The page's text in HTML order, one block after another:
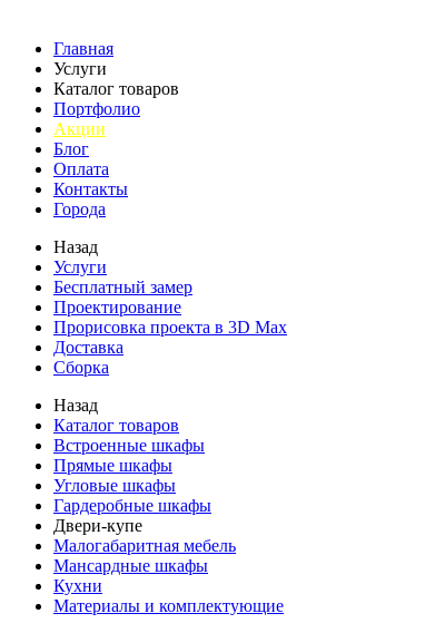
Главная
Услуги
Каталог товаров
Портфолио
Акции
Блог
Оплата
Контакты
Города
Назад
Услуги
Бесплатный замер
Проектирование
Прорисовка проекта в 3D Max
Доставка
Сборка
Назад
Каталог товаров
Встроенные шкафы
Прямые шкафы
Угловые шкафы
Гардеробные шкафы
Двери-купе
Малогабаритная мебель
Мансардные шкафы
Кухни
Материалы и комплектующие